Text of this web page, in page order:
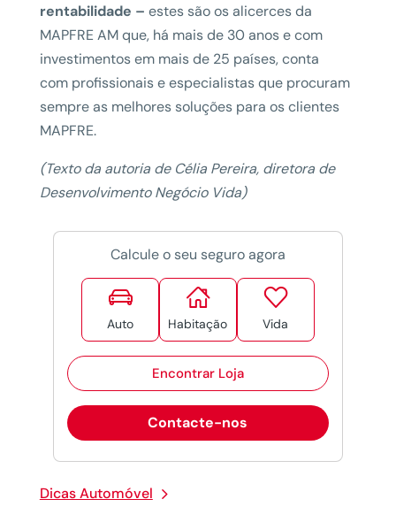
Dicas Automóvel
rentabilidade – estes são os alicerces da
MAPFRE AM que, há mais de 30 anos e com
investimentos em mais de 25 países, conta
com profissionais e especialistas que procuram
sempre as melhores soluções para os clientes
MAPFRE.
(Texto da autoria de Célia Pereira, diretora de
Desenvolvimento Negócio Vida)
Calcule o seu seguro agora

Auto

Habitação

Vida
Encontrar Loja
Contacte-nos